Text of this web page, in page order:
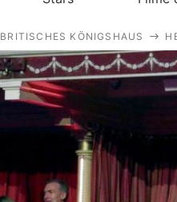
BRITISCHES KÖNIGSHAUS